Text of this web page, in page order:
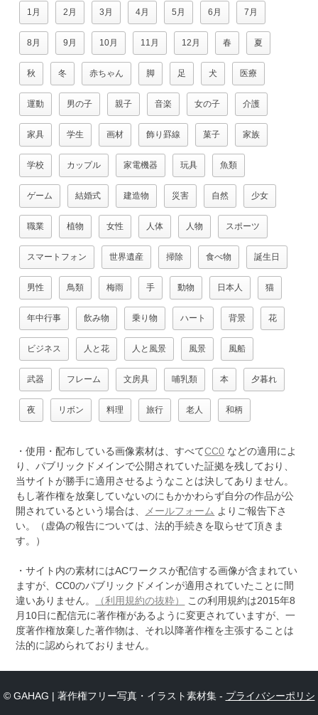
1月 2月 3月 4月 5月 6月 7月
8月 9月 10月 11月 12月 春 夏
秋 冬 赤ちゃん 脚 足 犬 医療
運動 男の子 親子 音楽 女の子 介護
家具 学生 画材 飾り罫線 菓子 家族
学校 カップル 家電機器 玩具 魚類
ゲーム 結婚式 建造物 災害 自然 少女
職業 植物 女性 人体 人物 スポーツ
スマートフォン 世界遺産 掃除 食べ物 誕生日
男性 鳥類 梅雨 手 動物 日本人 猫
年中行事 飲み物 乗り物 ハート 背景 花
ビジネス 人と花 人と風景 風景 風船
武器 フレーム 文房具 哺乳類 本 夕暮れ
夜 リボン 料理 旅行 老人 和柄
・使用・配布している画像素材は、すべてCC0 などの適用によ
り、パブリックドメインで公開されていた証拠を残しており、
当サイトが勝手に適用させるようなことは決してありません。
もし著作権を放棄していないのにもかかわらず自分の作品が公
開されているという場合は、
メールフォーム よりご報告下さ
い。（虚偽の報告については、法的手続きを取らせて頂きま
す。）
・サイト内の素材にはACワークスが配信する画像が含まれてい
ますが、CC0のパブリックドメインが適用されていたことに間
違いありません。
（利用規約の抜粋）
この利用規約は2015年8
月10日に配信元に著作権があるように変更されていますが、一
度著作権放棄した著作物は、それ以降著作権を主張することは
法的に認められておりません。
© GAHAG | 著作権フリー写真・イラスト素材集 - プライバシーポリシ